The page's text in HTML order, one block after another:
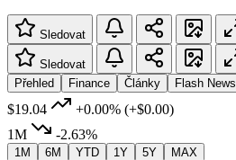
Sledovat
Sledovat
Přehled
Finance Články Flash News
$19.04 +0.00% (+$0.00)
1M
-2.63%
1M 6M YTD 1Y 5Y MAX